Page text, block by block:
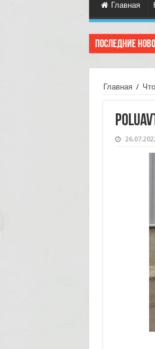
Главная
Последние
Главная /